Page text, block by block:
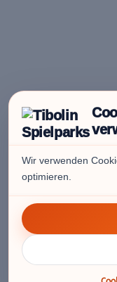
Wir verwenden
optimieren.